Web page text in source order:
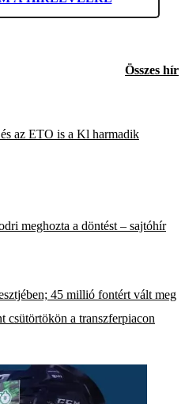
Összes hír
az ETO is a Kl harmadik
meghozta a döntést – sajtóhír
45 millió fontért vált meg
csütörtökön a transzferpiacon